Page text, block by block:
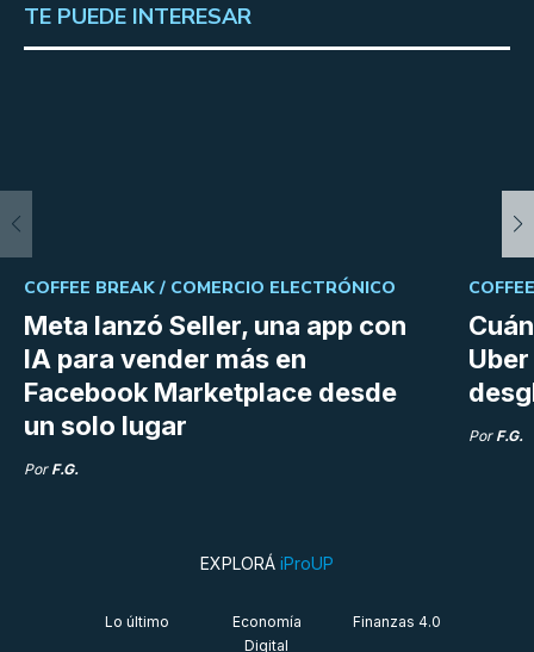
TE PUEDE INTERESAR
Meta lanzó Seller, una app con
IA para vender más en
Facebook Marketplace desde
un solo lugar
COFFEE BREAK / COMERCIO ELECTRÓNICO
Por F.G.
Por F.G.
EXPLORÁ iProUP
Lo último
Economía
Digital
Finanzas 4.0